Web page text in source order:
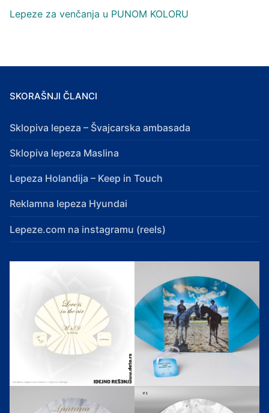
Lepeze za venčanja u PUNOM KOLORU
SKORAŠNJI ČLANCI
Sklopiva lepeza – Švajcarska ambasada
Sklopiva lepeza Maslina
Lepeza Holandija – Keep in Touch
Reklamna lepeza Hyundai
Lepeze.com na instagramu (reels)